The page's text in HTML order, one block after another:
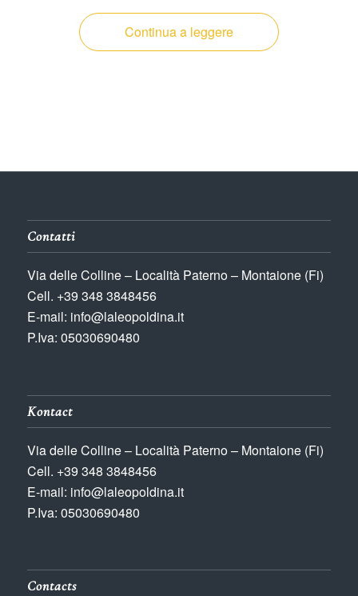
Continua a leggere
Contatti
Via delle Colline – Località Paterno – Montaione (Fi)
Cell. +39 348 3848456
E-mail: info@laleopoldina.it
P.Iva: 05030690480
Kontact
Via delle Colline – Località Paterno – Montaione (Fi)
Cell. +39 348 3848456
E-mail: info@laleopoldina.it
P.Iva: 05030690480
Contacts